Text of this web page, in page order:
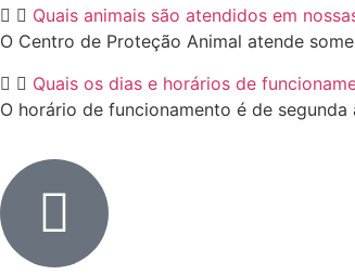
Quais animais são atendidos em
O Centro de Proteção Animal atende
Quais os dias e horários de
O horário de funcionamento é de segunda